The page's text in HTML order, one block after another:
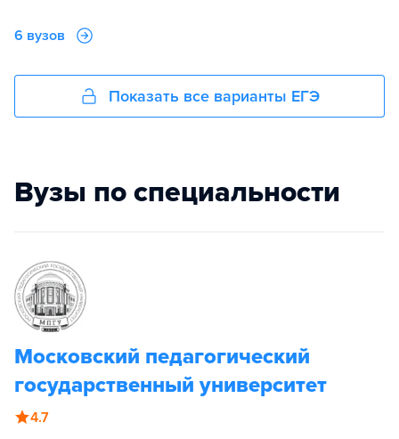
6 вузов
Показать все варианты ЕГЭ
Вузы по специальности
Московский педагогический
государственный университет
4.7